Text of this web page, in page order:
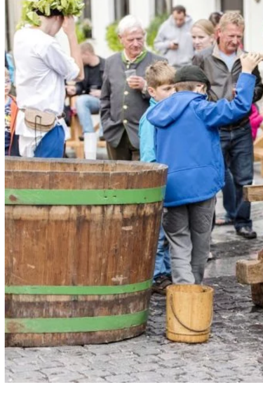
Ekonomika obchod a doprava
Prešovský kraj
Tipy
Výlet
Turistika
Cyklistika
Hrady
Podujatia
Výstava
Galéria
Folklór
Ubytovanie
Pobyty
Wellness
Gastro
Kaviarne
Kultúra a tradície
Šport a agroturistika
Školstvo
Ekonomika obchod a doprava